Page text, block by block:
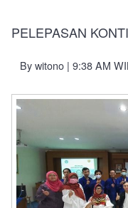
PELEPASAN
Bywitono | 9:38 AM